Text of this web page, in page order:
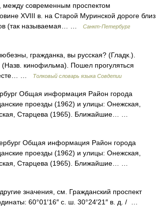
современным проспектом
XVIII в. на Старой Муринской дороге близ
(так называемая… …
Санкт-Петербург
гражданка, вы русская? (Гладк.).
кинофильма). Пошел прогуляться
…
Толковый словарь языка Совдепии
Общая информация Район города
проезды (1962) и улицы: Онежская,
Старцева (1965). Ближайшие… …
Общая информация Район города
проезды (1962) и улицы: Онежская,
Старцева (1965). Ближайшие… …
значения, см. Гражданский проспект
60°01′16″ с. ш. 30°24′21″ в. д. / …